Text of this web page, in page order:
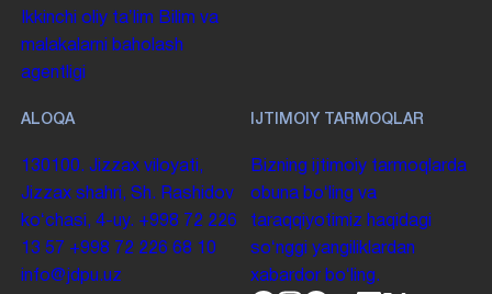
Ikkinchi oliy taʼlim Bilim va
malakalarni baholash
agentligi
ALOQA
130100. Jizzax viloyati,
Jizzax shahri, Sh. Rashidov
koʻchasi, 4-uy. +998 72 226
13 57 +998 72 226 68 10
info@jdpu.uz
IJTIMOIY TARMOQLAR
Bizning ijtimoiy tarmoqlarda
obuna boʻling va
taraqqiyotimiz haqidagi
soʻnggi yangiliklardan
xabardor boʻling.